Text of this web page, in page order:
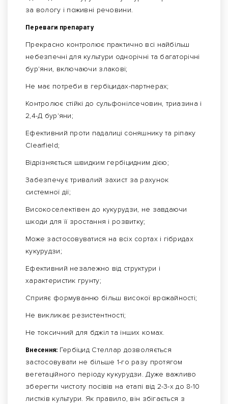
за вологу і поживні речовини.
Переваги препарату
Прекрасно контролює практично всі найбільш
небезпечні для культури однорічні та багаторічні
бур'яни, включаючи злакові;
Не має потреби в гербіцидах-партнерах;
Контролює стійкі до сульфонілсечовин, триазина і
2,4-Д бур'яни;
Ефективний проти падалиці соняшнику та ріпаку
Clearfield;
Відрізняється швидким гербіцидним дією;
Забезпечує тривалий захист за рахунок
системної дії;
Високоселектівен до кукурудзи, не завдаючи
шкоди для її зростання і розвитку;
Може застосовуватися на всіх сортах і гібридах
кукурудзи;
Ефективний незалежно від структури і
характеристик грунту;
Сприяє формуванню більш високої врожайності;
Не викликає резистентності;
Не токсичний для бджіл та інших комах.
Внесення: Гербіцид Стеллар дозволяється
застосовувати не більше 1-го разу протягом
вегетаційного періоду кукурудзи. Дуже важливо
зберегти чистоту посівів на етапі від 2-3-х до 8-10
листків культури. Як правило, він збігається з